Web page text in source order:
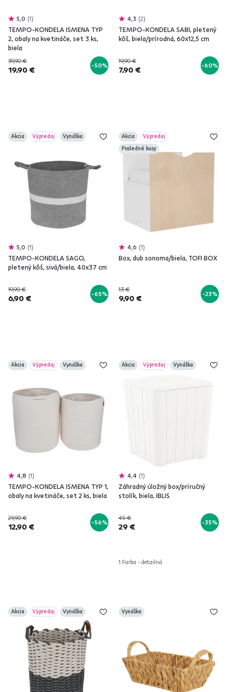
5,0 1
TEMPO-KONDELA ISMENA TYP
2, obaly na kvetináče, set 3 ks,
biela
39,90 €
19,90 € -50%
4,3 2
TEMPO-KONDELA SABI, pletený
kôš, biela/prírodná, 60x12,5 cm
19,90 €
7,90 € -60%
Akcia Výpredaj Vynáška
5,0 1
TEMPO-KONDELA SAGO,
pletený kôš, sivá/biela, 40x37 cm
19,90 €
6,90 € -65%
Akcia
Výpredaj
Posledné kusy
4,6 1
Box, dub sonoma/biela, TOFI BOX
13 €
9,90 € -23%
Akcia Výpredaj Vynáška
4,8 1
TEMPO-KONDELA ISMENA TYP 1,
obaly na kvetináče, set 2 ks, biela
29,90 €
12,90 € -56%
Akcia Výpredaj Vynáška
4,4 1
Záhradný úložný box/príručný
stolík, biela, IBLIS
45 €
29 € -35%
1 Farba - detailná
Akcia Výpredaj Vynáška Vynáška